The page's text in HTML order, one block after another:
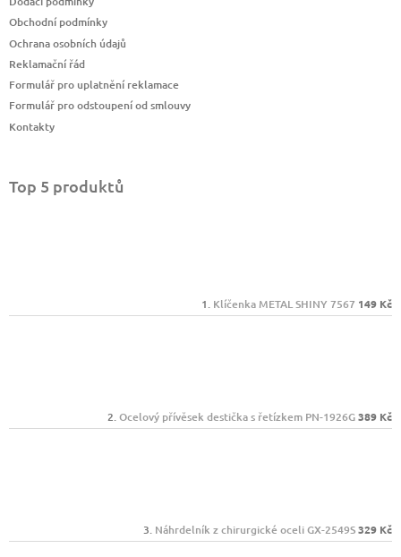
Obchodní podmínky
Ochrana osobních údajů
Reklamační řád
Formulář pro uplatnění reklamace
Formulář pro odstoupení od smlouvy
Kontakty
Top 5 produktů
Klíčenka METAL SHINY 7567 149 Kč
Ocelový přívěsek destička s řetízkem PN-1926G389 Kč
Náhrdelník z chirurgické oceli GX-2549S329 Kč